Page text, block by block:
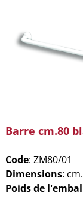
Barre cm.80
Code: ZM80/01
Dimensions:
Poids de